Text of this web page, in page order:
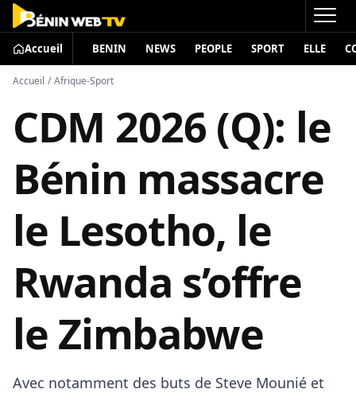
Accueil BENIN NEWS PEOPLE SPORT ELLE
Accueil / Afrique-Sport
CDM 2026 (Q): le
Bénin massacre
le Lesotho, le
Rwanda s’offre
le Zimbabwe
Avec notamment des buts de Steve Mounié et